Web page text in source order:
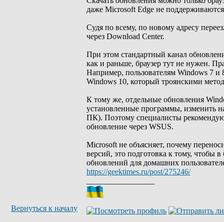
даже Microsoft Edge не
Судя по всему, по новому адресу
через Download Center.
При этом стандартный канал
как и раньше, браузер тут не нужен.
Например, пользователям Windows 7 и
Windows 10, который троянскими
К тому же, отдельные обновления
установленные программы, изменить
ПК). Поэтому специалисты
обновление через WSUS.
Microsoft не объясняет, почему
версий, это подготовка к тому, чтобы
обновлений для домашних
https://geektimes.ru/post/275246/
Вернуться к началу